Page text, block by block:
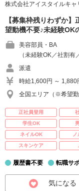
株式会社アイスタイルキャ
【募集枠残りわずか
望動機不要♪未経験OK
美容部員・BA
（未経験OK／社割
派遣
時給1,600円 ～ 1,880
全国エリア（※希望勤
正社員登用
学生OK
ネイルOK
スキンケア
履歴書不要 転職サ
気になる